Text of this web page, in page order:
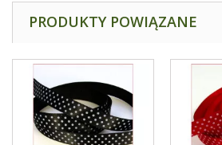
PRODUKTY POWIĄZANE